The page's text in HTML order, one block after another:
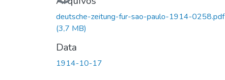
Carregando...
deutsche-zeitung-fur-sao-paulo-1914-0258.pdf
(3,7 MB)
Data
1914-10-17